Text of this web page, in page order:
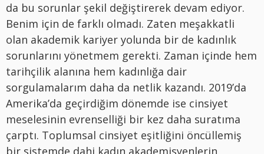
da bu sorunlar şekil değiştirerek devam ediyor.
Benim için de farklı olmadı. Zaten meşakkatli
olan akademik kariyer yolunda bir de kadınlık
sorunlarını yönetmem gerekti. Zaman içinde hem
tarihçilik alanına hem kadınlığa dair
sorgulamalarım daha da netlik kazandı. 2019’da
Amerika’da geçirdiğim dönemde ise cinsiyet
meselesinin evrenselliği bir kez daha suratıma
çarptı. Toplumsal cinsiyet eşitliğini öncüllemiş